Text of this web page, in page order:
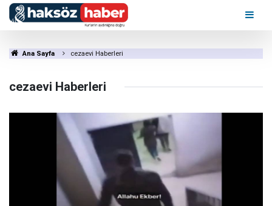
Ana Sayfa cezaevi Haberleri
cezaevi Haberleri